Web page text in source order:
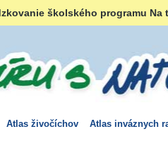
školského programu
Atlas živočíchov Atlas inváznych